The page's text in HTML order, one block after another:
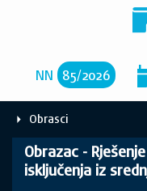
NN 85/2026
Obrasci
Obrazac -
isključenja iz